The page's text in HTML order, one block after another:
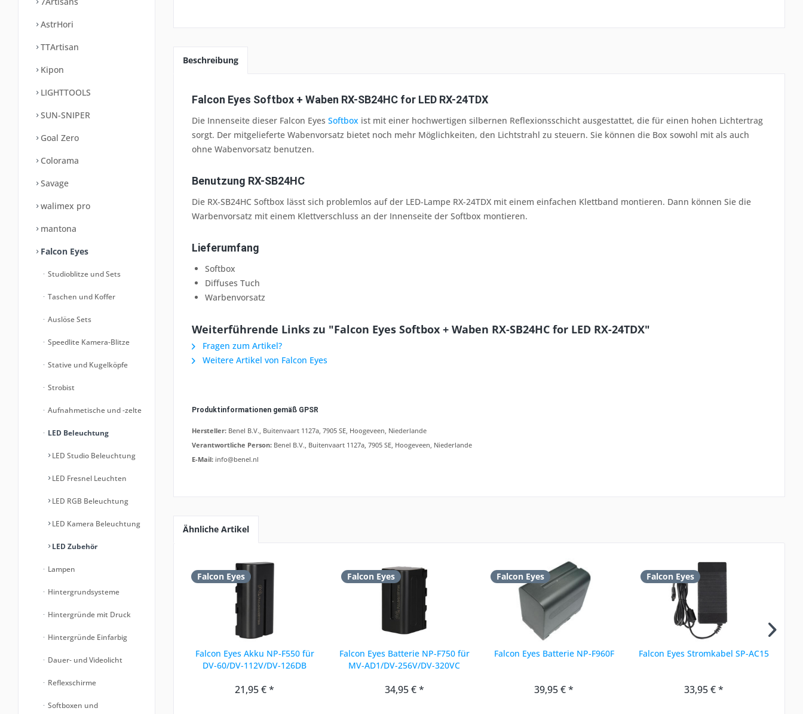
AstrHori
TTArtisan
Kipon
LIGHTTOOLS
SUN-SNIPER
Goal Zero
Colorama
Savage
walimex pro
mantona
Falcon Eyes
Studioblitze und Sets
Taschen und Koffer
Auslöse Sets
Speedlite Kamera-Blitze
Stative und Kugelköpfe
Strobist
Aufnahmetische und -zelte
LED Beleuchtung
LED Studio Beleuchtung
LED Fresnel Leuchten
LED RGB Beleuchtung
LED Kamera Beleuchtung
LED Zubehör
Lampen
Hintergrundsysteme
Hintergründe mit Druck
Hintergründe Einfarbig
Dauer- und Videolicht
Reflexschirme
Softboxen und
Beschreibung
Falcon Eyes Softbox + Waben RX-SB24HC for LED RX-24TDX
Die Innenseite dieser Falcon Eyes Softbox ist mit einer hochwertigen silbernen Reflexionsschicht ausgestattet, die für einen hohen Lichtertrag
sorgt. Der mitgelieferte Wabenvorsatz bietet noch mehr Möglichkeiten, den Lichtstrahl zu steuern. Sie können die Box sowohl mit als auch
ohne Wabenvorsatz benutzen.
Benutzung RX-SB24HC
Die RX-SB24HC Softbox lässt sich problemlos auf der LED-Lampe RX-24TDX mit einem einfachen Klettband montieren. Dann können Sie die
Warbenvorsatz mit einem Klettverschluss an der Innenseite der Softbox montieren.
Lieferumfang
Softbox
Diffuses Tuch
Warbenvorsatz
Weiterführende Links zu "Falcon Eyes Softbox + Waben RX-SB24HC for LED RX-24TDX"
Fragen zum Artikel?
Weitere Artikel von Falcon Eyes
Produktinformationen gemäß GPSR
Hersteller: Benel B.V., Buitenvaart 1127a, 7905 SE, Hoogeveen, Niederlande
Verantwortliche Person: Benel B.V., Buitenvaart 1127a, 7905 SE, Hoogeveen, Niederlande
E-Mail: info@benel.nl
Ähnliche Artikel
Falcon Eyes
Falcon Eyes Akku NP-F550 für
DV-60/DV-112V/DV-126DB
21,95 € *
Falcon Eyes
Falcon Eyes Batterie NP-F750 für
MV-AD1/DV-256V/DV-320VC
34,95 € *
Falcon Eyes
Falcon Eyes Batterie NP-F960F
39,95 € *
Falcon Eyes
Falcon Eyes Stromkabel SP-AC15
33,95 € *